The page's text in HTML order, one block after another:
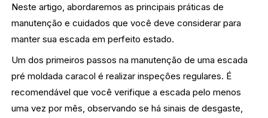
Neste artigo, abordaremos as principais práticas de
manutenção e cuidados que você deve considerar para
manter sua escada em perfeito estado.
Um dos primeiros passos na manutenção de uma escada
pré moldada caracol é realizar inspeções regulares. É
recomendável que você verifique a escada pelo menos
uma vez por mês, observando se há sinais de desgaste,